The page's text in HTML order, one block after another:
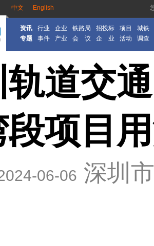
中文 English
资讯 行业 企业 铁路局 招投标 项目
城铁
专题
事件 产业 会 议 企 业 活动 调查
道交
项目
06-06 深圳